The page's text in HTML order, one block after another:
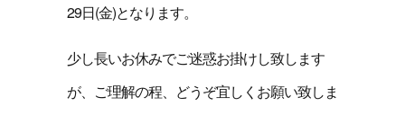
29日(金)となります。
少し長いお休みでご迷惑お掛けし致します
が、ご理解の程、どうぞ宜しくお願い致しま